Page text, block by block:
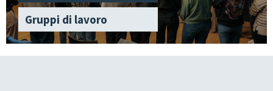
Gruppi di lavoro